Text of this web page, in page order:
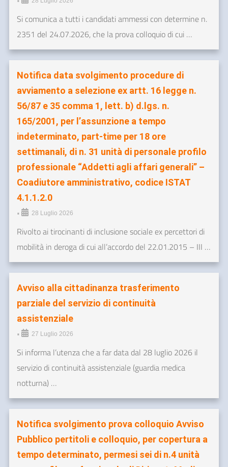
Si comunica a tutti i candidati ammessi con determine n.
2351 del 24.07.2026, che la prova colloquio di cui …
Notifica data svolgimento procedure di
avviamento a selezione ex artt. 16 legge n.
56/87 e 35 comma 1, lett. b) d.lgs. n.
165/2001, per l’assunzione a tempo
indeterminato, part-time per 18 ore
settimanali, di n. 31 unità di personale profilo
professionale “Addetti agli affari generali” –
Coadiutore amministrativo, codice ISTAT
4.1.1.2.0
• 28 Luglio 2026
Rivolto ai tirocinanti di inclusione sociale ex percettori di
mobilità in deroga di cui all’accordo del 22.01.2015 – III …
Avviso alla cittadinanza trasferimento
parziale del servizio di continuità
assistenziale
• 27 Luglio 2026
Si informa l’utenza che a far data dal 28 luglio 2026 il
servizio di continuità assistenziale (guardia medica
notturna) …
Notifica svolgimento prova colloquio Avviso
Pubblico pertitoli e colloquio, per copertura a
tempo determinato, permesi sei di n.4 unità